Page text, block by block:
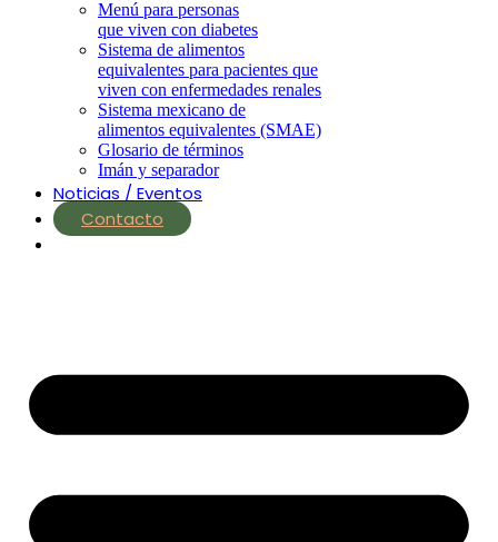
Menú para personas
que viven con diabetes
Sistema de alimentos
equivalentes para pacientes que
viven con enfermedades renales
Sistema mexicano de
alimentos equivalentes (SMAE)
Glosario de términos
Imán y separador
Noticias / Eventos
Contacto